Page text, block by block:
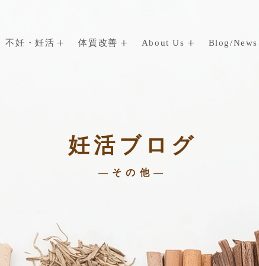
不妊・妊活 体質改善 About Us Blog/News
妊活ブログ
—その他—